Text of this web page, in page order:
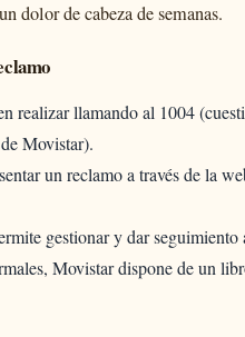
dolor de cabeza de semanas.
realizar llamando al 1004
Movistar).
un reclamo a través de la
gestionar y dar
Movistar dispone de un